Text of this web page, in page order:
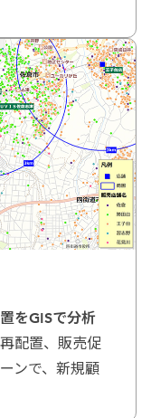
をGISで分析
配置、販売促
ンで、新規顧